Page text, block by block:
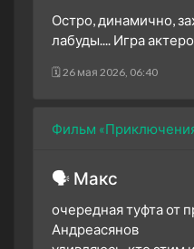
Остро, динамично,
лабуды.... Игра
🗓 26 мая 2026, 06:40
Фильм
🗣 Макс
очередная туфта от
Андреасянов